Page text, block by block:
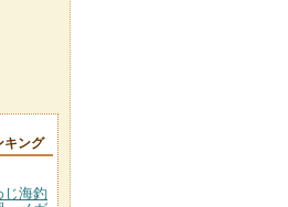
キング
じ海釣